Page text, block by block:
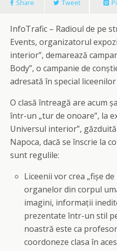
Share Tweet
InfoTrafic – Radioul de pe
Events, organizatorul
interior”, demarează
Body”, o campanie de
adresată în special
O clasă întreagă are acum
într-un „tur de onoare”, la
Universul interior”,
Napoca, dacă se înscrie la
sunt regulile:
Liceenii vor crea „fişe
organelor din corpul
imagini, informaţii
prezentate într-un stil
noastră este ca
coordoneze clasa în